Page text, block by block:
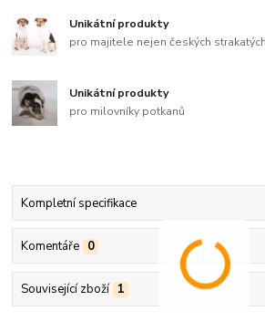
Unikátní produkty
pro majitele nejen českých
Unikátní produkty
pro milovníky potkanů
Kompletní specifikace
Komentáře 0
Související zboží 1